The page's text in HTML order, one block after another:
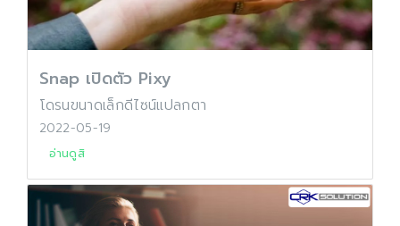
Snap เปิดตัว Pixy
โดรนขนาดเล็กดีไซน์แปลกตา
2022-05-19
อ่านดูสิ